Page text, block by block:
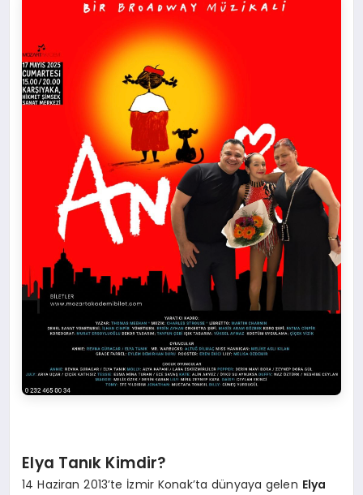
Elya Tanık Kimdir?
14 Haziran 2013’te İzmir Konak’ta dünyaya gelen Elya